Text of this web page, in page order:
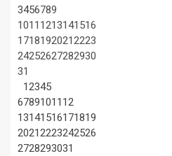
3456789
1011 1213141516
17181920212223
24252627282930
31
12345
67891011 12
13141516171819
20212223242526
2728293031